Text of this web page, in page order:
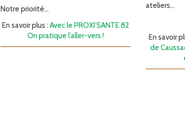
Notre priorité...
En savoir plus :Avec le PROXI’SANTE 82
On pratique l’aller-vers !
ateliers...
En savoir
de